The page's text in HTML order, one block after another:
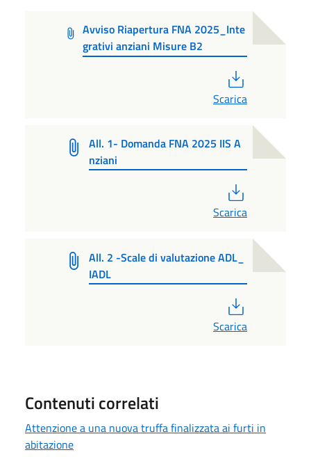
Avviso Riapertura FNA 2025_Inte
grativi anziani Misure B2
Scarica
All. 1- Domanda FNA 2025 IIS A
nziani
Scarica
All. 2 -Scale di valutazione ADL_
IADL
Scarica
Contenuti correlati
Attenzione a una nuova truffa finalizzata ai furti in
abitazione